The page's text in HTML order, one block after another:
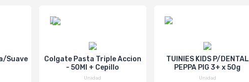
Suave
Colgate Pasta Triple Accion
- 50Ml + Cepillo
Unidad
TUINIES KIDS P/DENTAL
PEPPA PIG 3+ x 50g
Unidad